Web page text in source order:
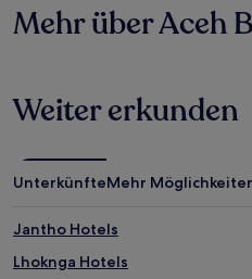
Mehr über Aceh
Weiter erkunden
UnterkünfteMehr
Jantho Hotels
Lhoknga Hotels